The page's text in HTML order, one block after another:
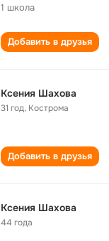
1 школа
Добавить в друзья
Ксения Шахова
31 год, Кострома
Добавить в друзья
Ксения Шахова
44 года